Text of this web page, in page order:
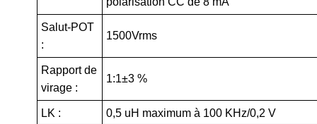
Salut-POT
:
1500Vrms
Rapport de
virage :
1:1±3 %
LK : 0,5 uH maximum à 100 KHz/0,2 V